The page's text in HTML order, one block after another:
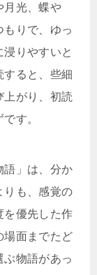
月光、蝶や
りで、ゆっ
りやすいと
すると、些細
上がり、初読
す。
語」は、分か
りも、感覚の
を優先した作
場面までたど
ぶ物語があっ